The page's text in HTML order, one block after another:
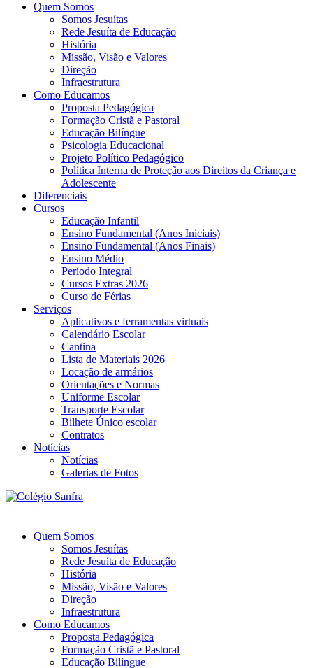
Quem Somos
Somos Jesuítas
Rede Jesuíta de Educação
História
Missão, Visão e Valores
Direção
Infraestrutura
Como Educamos
Proposta Pedagógica
Formação Cristã e Pastoral
Educação Bilíngue
Psicologia Educacional
Projeto Político Pedagógico
Política Interna de Proteção aos Direitos da Criança e
Adolescente
Diferenciais
Cursos
Educação Infantil
Ensino Fundamental (Anos Iniciais)
Ensino Fundamental (Anos Finais)
Ensino Médio
Período Integral
Cursos Extras 2026
Curso de Férias
Serviços
Aplicativos e ferramentas virtuais
Calendário Escolar
Cantina
Lista de Materiais 2026
Locação de armários
Orientações e Normas
Uniforme Escolar
Transporte Escolar
Bilhete Único escolar
Contratos
Notícias
Notícias
Galerias de Fotos
Quem Somos
Somos Jesuítas
Rede Jesuíta de Educação
História
Missão, Visão e Valores
Direção
Infraestrutura
Como Educamos
Proposta Pedagógica
Formação Cristã e Pastoral
Educação Bilíngue